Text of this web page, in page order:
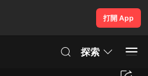
打開 App
探索